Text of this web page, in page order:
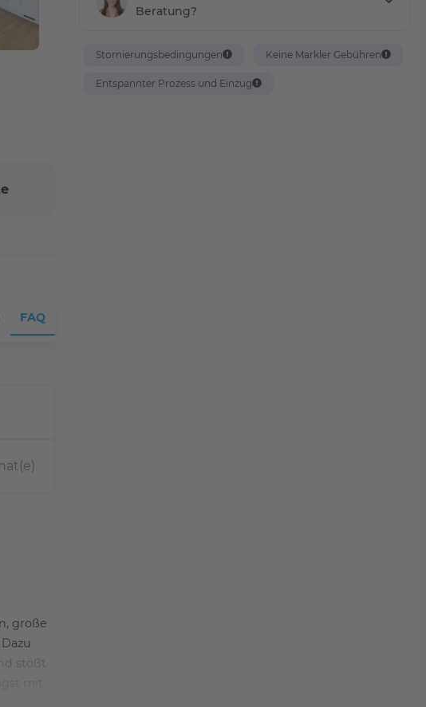
FAQ
große
stößt
Beratung?
Stornierungsbedingungen Keine Markler Gebühren
Entspannter Prozess und Einzug